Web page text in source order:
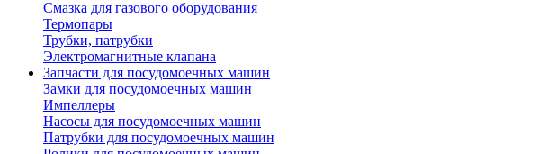
Смазка для газового оборудования
Термопары
Трубки, патрубки
Электромагнитные клапана
Запчасти для посудомоечных машин
Замки для посудомоечных машин
Импеллеры
Насосы для посудомоечных машин
Патрубки для посудомоечных машин